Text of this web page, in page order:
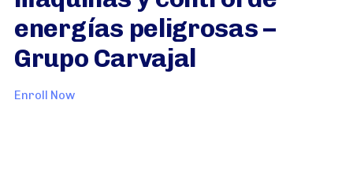
energías peligrosas –
Grupo Carvajal
Enroll Now